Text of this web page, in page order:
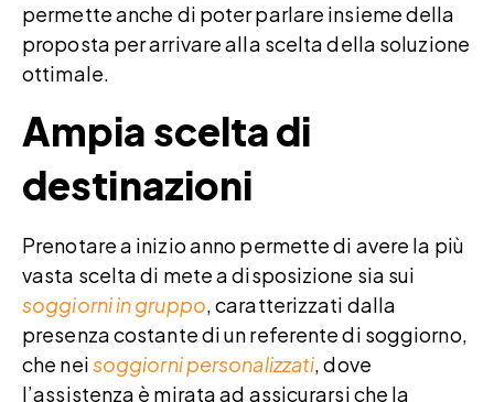
permette anche di poter parlare insieme della
proposta per arrivare alla scelta della soluzione
ottimale.
Ampia scelta di
destinazioni
Prenotare a inizio anno permette di avere la più
vasta scelta di mete a disposizione sia sui
soggiorni in gruppo, caratterizzati dalla
presenza costante di un referente di soggiorno,
che neisoggiorni personalizzati, dove
l’assistenza è mirata ad assicurarsi che la